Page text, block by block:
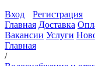
Вход
Регистрация
Главная Доставка
Вакансии Услуги
Главная
/